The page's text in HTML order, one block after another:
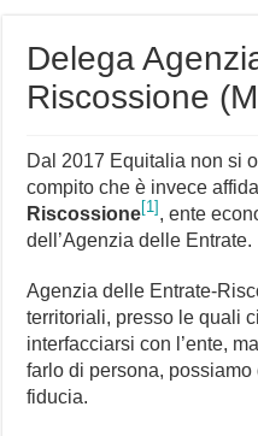
Delega
Riscossione
Dal 2017 Equitalia non si
compito che è invece
Riscossione[1] , ente
dell’Agenzia delle Entrate.
Agenzia delle Entrate-
territoriali, presso le quali
interfacciarsi con l’ente,
farlo di persona,
fiducia.